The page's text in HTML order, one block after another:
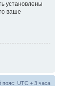
установлены
ваше
пояс: UTC + 3 часа